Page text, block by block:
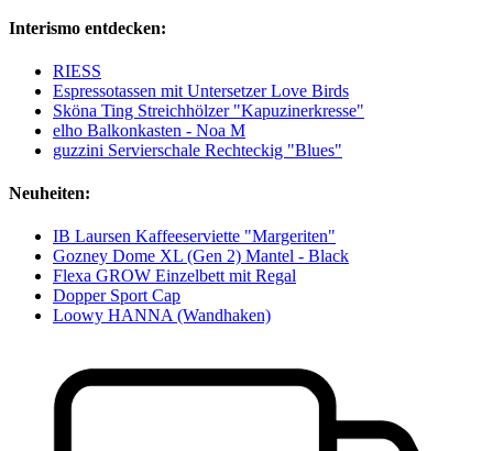
Interismo entdecken:
RIESS
Espressotassen mit Untersetzer Love Birds
Sköna Ting Streichhölzer "Kapuzinerkresse"
elho Balkonkasten - Noa M
guzzini Servierschale Rechteckig "Blues"
Neuheiten:
IB Laursen Kaffeeserviette "Margeriten"
Gozney Dome XL (Gen 2) Mantel - Black
Flexa GROW Einzelbett mit Regal
Dopper Sport Cap
Loowy HANNA (Wandhaken)